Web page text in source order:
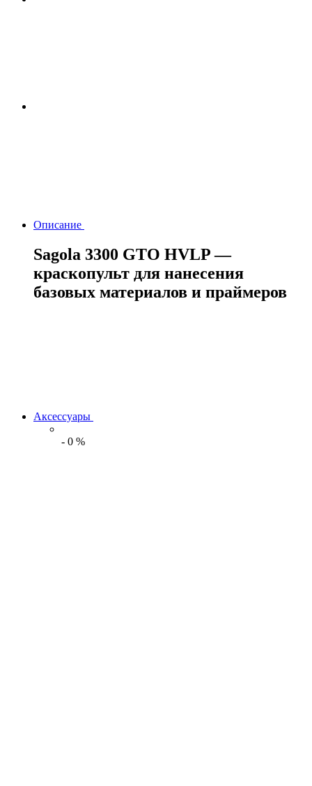
Описание
Sagola 3300 GTO HVLP —
краскопульт для нанесения
базовых материалов и праймеров
Аксессуары
- 0 %